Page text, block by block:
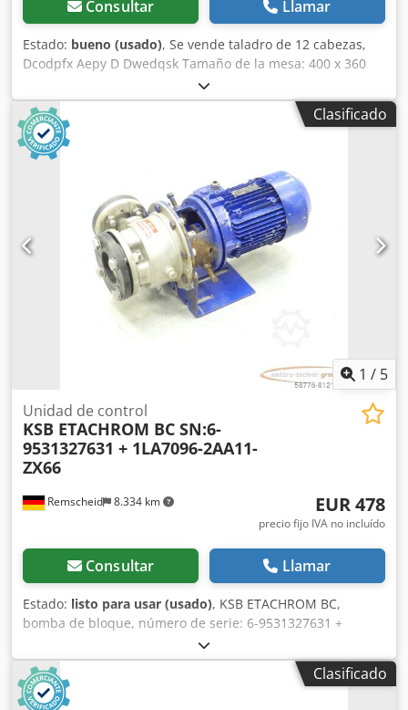
Consultar Llamar
Estado: bueno (usado), Se vende taladro de 12 cabezas,
Dcodpfx Aepy D Dwedqsk Tamaño de la mesa: 400 x 360
Clasificado
1 / 5
Remscheid 8.334 km
Unidad de control
KSB ETACHROM BC SN:6-
9531327631 + 1LA7096-2AA11-
ZX66
EUR 478
precio fijo IVA no incluído
Consultar Llamar
Estado: listo para usar (usado), KSB ETACHROM BC,
bomba de bloque, número de serie: 6-9531327631 +
1LA7096-2AA11-ZX66, motor trifásico, usado, con signos
normales de uso, funcionamiento 100 %, el alcance del
suministro se corresponde con las fotos. Dcjdoi D Iz Rspfx
Adqjk
Clasificado